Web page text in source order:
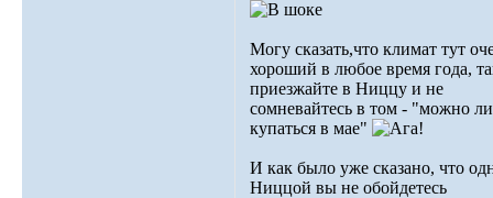
Могу сказать,что климат тут
хороший в любое время года,
приезжайте в Ниццу и не
сомневайтесь в том - "можно ли
купаться в мае"
И как было уже сказано, что
Ниццой вы не обойдетесь